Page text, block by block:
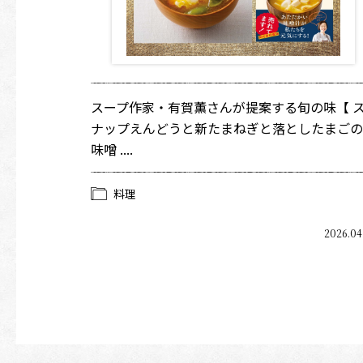
スープ作家・有賀薫さんが提案する旬の味【
ナップえんどうと新たまねぎと落としたまごの
味噌 ....
料理